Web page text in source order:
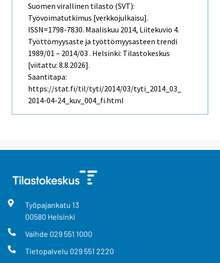
Suomen virallinen tilasto (SVT):
Työvoimatutkimus [verkkojulkaisu].
ISSN=1798-7830. Maaliskuu 2014, Liitekuvio 4.
Työttömyysaste ja työttömyysasteen trendi
1989/01 – 2014/03 . Helsinki: Tilastokeskus
[viitattu: 8.8.2026].
Saantitapa:
https://stat.fi/til/tyti/2014/03/tyti_2014_03_
2014-04-24_kuv_004_fi.html
Työpajankatu 13
00580 Helsinki
Vaihde 029 551 1000
Tietopalvelu 029 551 2220